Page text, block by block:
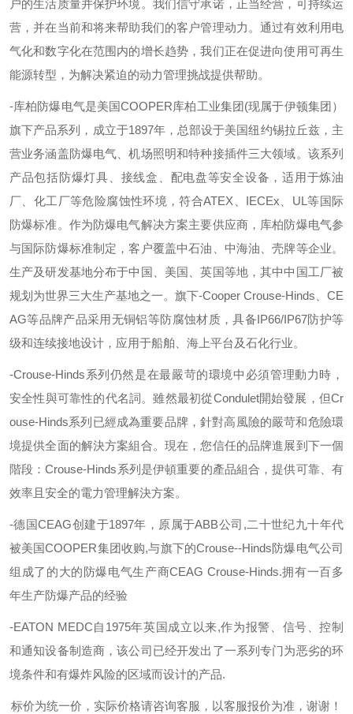
户的生活质量并保护环境。我们信守承诺，正当经营，可持续运
营，并在当前和将来帮助我们的客户管理动力。通过有效利用电
气化和数字化在范围内的增长趋势，我们正在促进向使用可再生
能源转型，为解决紧迫的动力管理挑战提供帮助。
-库柏防爆电气是美国COOPER库柏工业集团(现属于伊顿集团）
旗下产品系列，成立于1897年，总部设于美国纽约锡拉丘兹，主
营业务涵盖防爆电气、机场照明和特种接插件三大领域。该系列
产品包括防爆灯具、接线盒、配电盘等安全设备，适用于炼油
厂、化工厂等危险腐蚀性环境，符合ATEX IECEx UL 等国际
防爆标准。作为防爆电气解决方案主要供应商，库柏防爆电气参
与国际防爆标准制定，客户覆盖中石油、中海油、壳牌等企业。
生产及研发基地分布于中国、美国、英国等地，其中中国工厂被
规划为世界三大生产基地之一。旗下-Cooper Crouse-Hinds
CE
AG等品牌产品采用无铜铝等防腐蚀材质，具备IP66/IP67防护等
级和连续接地设计，应用于船舶、海上平台及石化行业。
-Crouse-Hinds系列仍然是在最嚴苛的環境中必須管理動力時，
安全性與可靠性的代名詞。雖然最初從Condulet開始發展，但Cr
ouse-Hinds系列已經成為重要品牌，針對高風險的嚴苛和危險環
境提供全面的解決方案組合。現在，您信任的品牌進展到下一個
階段：Crouse-Hinds系列是伊頓重要的產品組合，提供可靠、有
效率且安全的電力管理解決方案。
-德国CEAG创建于1897年，原属于ABB公司 ,二十世纪九十年代
被美国COOPER集团收购,与旗下的Crouse--Hinds防爆电气公司
组成了的大的防爆电气生产商CEAG Crouse-Hinds.拥有一百多
年生产防爆产品的经验
-EATON MEDC自 1975年英国成立以来,作为报警、信号、控制
和通知设备制造商，该公司已经开发出了一系列专门为恶劣的环
境条件和有爆炸风险的区域而设计的产品.
标价为统一价，实际价格请咨询客服，以客服报价为准，谢谢！